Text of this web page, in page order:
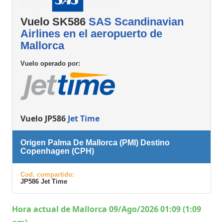
Vuelo SK586 SAS Scandinavian
Airlines en el aeropuerto de
Mallorca
Vuelo operado por:
Vuelo JP586 Jet Time
Origen Palma De Mallorca (PMI) Destino
Copenhagen (CPH)
Cod. compartido:
JP586 Jet Time
Hora actual de Mallorca 09/Ago/2026 01:09 (1:09